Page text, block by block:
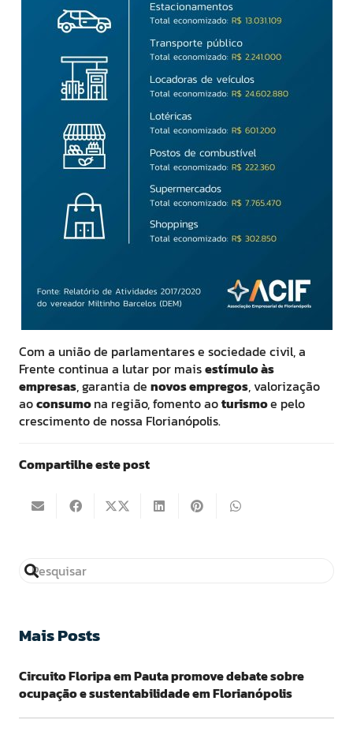
Com a união de parlamentares e sociedade civil, a
Frente continua a lutar por maisestímulo às
empresas, garantia de novos empregos, valorização
aoconsumona região, fomento aoturismoe pelo
crescimento de nossa Florianópolis.
Compartilhe este post
Mais Posts
Circuito Floripa em Pauta promove debate sobre
ocupação e sustentabilidade em Florianópolis